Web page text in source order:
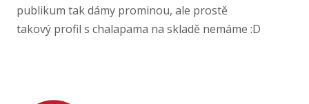
publikum tak dámy prominou, ale prostě
takový profil s chalapama na skladě nemáme :D